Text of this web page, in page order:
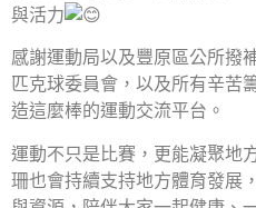
與活力
感謝運動局以及豐原區公所撥
匹克球委員會，以及所有辛苦
造這麼棒的運動交流平台。
運動不只是比賽，更能凝聚地
珊也會持續支持地方體育發展